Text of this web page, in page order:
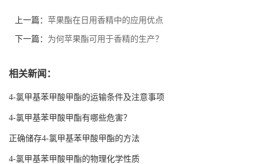
上一篇： 苹果酯在日用香精中的应用优点
下一篇： 为何苹果酯可用于香精的生产？
相关新闻：
4-氯甲基苯甲酸甲酯的运输条件及注意事项
4-氯甲基苯甲酸甲酯有哪些危害？
正确储存4-氯甲基苯甲酸甲酯的方法
4-氯甲基苯甲酸甲酯的物理化学性质